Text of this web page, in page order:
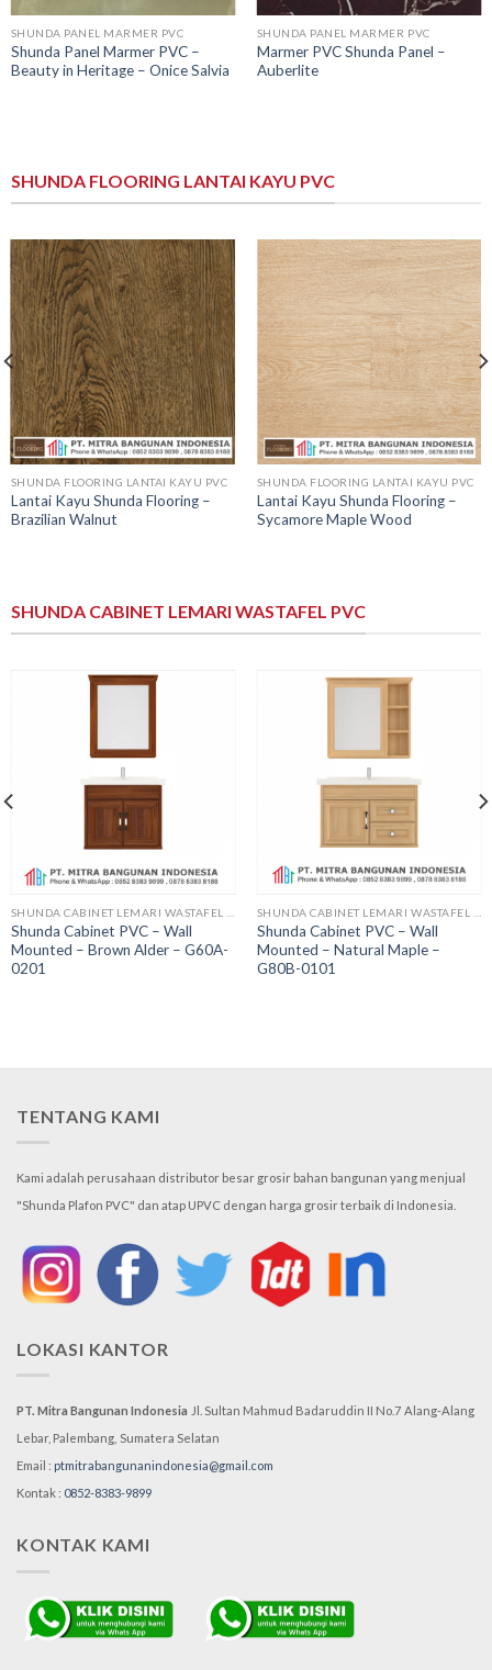
SHUNDA PANEL MARMER PVC
Shunda Panel Marmer PVC –
Beauty in Heritage – Onice Salvia
SHUNDA PANEL MARMER PVC
Marmer PVC Shunda Panel –
Auberlite
SHUNDA FLOORING LANTAI KAYU PVC
SHUNDA FLOORING LANTAI KAYU PVC
Lantai Kayu Shunda Flooring –
Brazilian Walnut
SHUNDA FLOORING LANTAI KAYU PVC
Lantai Kayu Shunda Flooring –
Sycamore Maple Wood
SHUNDA CABINET LEMARI WASTAFEL PVC
Shunda Cabinet PVC – Wall
Mounted – Brown Alder – G60A-
0201
Shunda Cabinet PVC – Wall
Mounted – Natural Maple –
G80B-0101
TENTANG KAMI
Kami adalah perusahaan distributor besar grosir bahan bangunan yang menjual
"Shunda Plafon PVC" dan atap UPVC dengan harga grosir terbaik di Indonesia.
LOKASI KANTOR
PT. Mitra Bangunan Indonesia Jl. Sultan Mahmud Badaruddin II No.7 Alang-Alang
Lebar, Palembang, Sumatera Selatan
Email : ptmitrabangunanindonesia@gmail.com
Kontak : 0852-8383-9899
KONTAK KAMI